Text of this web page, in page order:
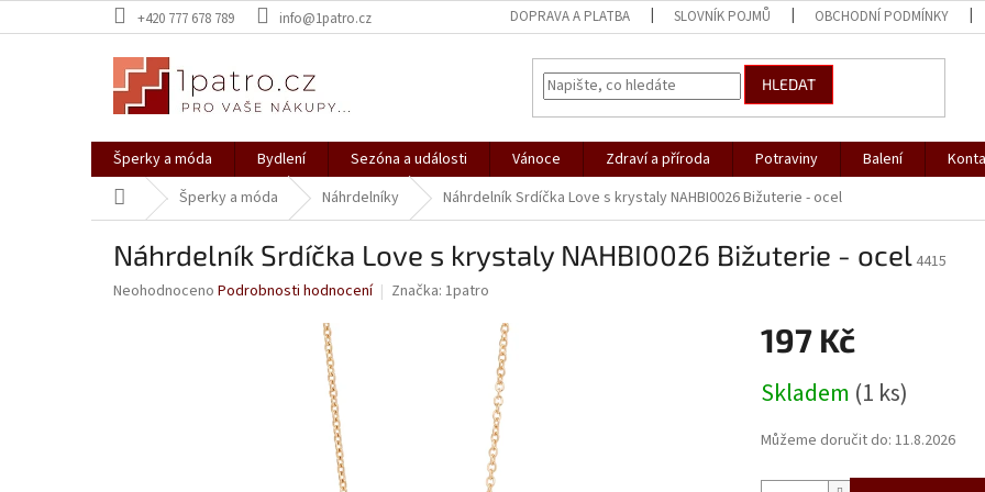
na
+420 777 678 789 info@1patro.cz DOPRAVA A PLATBA SLOVNÍK POJMŮ OBCHODNÍ PODMÍNKY
HLEDAT
Šperky a móda Bydlení Sezóna a události Vánoce Zdraví a příroda Potraviny Balení
Domů Šperky a móda Náhrdelníky Náhrdelník Srdíčka Love s krystaly NAHBI0026 Bižuterie - ocel
Náhrdelník Srdíčka Love s krystaly NAHBI0026 Bižuterie - ocel 4415
Průměrné
Neohodnoceno Podrobnosti hodnocení Značka: 1patro
197 Kč
cena:
Skladem (1 ks)
Můžeme doručit do: 11.8.2026